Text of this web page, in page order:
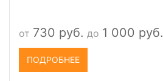
от 730 руб. до 1 000 руб.
ПОДРОБНЕЕ